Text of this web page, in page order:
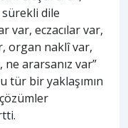
dile
var, eczacılar var,
organ naklî var,
ararsanız var”
tür bir yaklaşımın